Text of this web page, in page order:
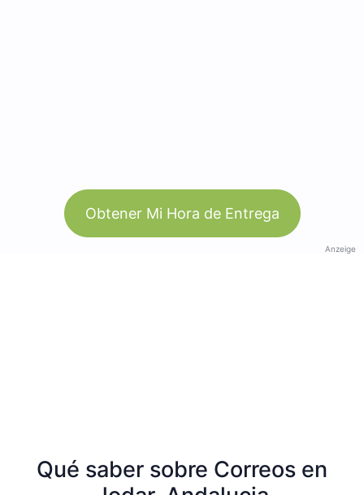
Obtener Mi Hora de Entrega
Anzeige
Qué saber sobre Correos en